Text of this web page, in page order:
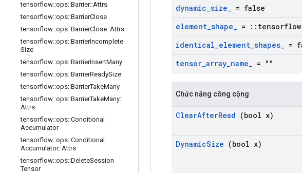
tensorflow::ops::Barrier::Attrs
tensorflow::ops::BarrierClose
tensorflow::ops::BarrierClose::Attrs
tensorflow::ops::BarrierIncomplete
Size
tensorflow::ops::BarrierInsertMany
tensorflow::ops::BarrierReadySize
tensorflow::ops::BarrierTakeMany
tensorflow::ops::BarrierTakeMany::
Attrs
tensorflow::ops::Conditional
Accumulator
tensorflow::ops::Conditional
Accumulator::Attrs
tensorflow::ops::DeleteSession
Tensor
dynamic_size_ = false
element_shape_ = :: tensorflow
identical_element_shapes_ =
tensor_array_name_ = ""
Chức năng công cộng
ClearAfterRead (bool x)
DynamicSize (bool x)